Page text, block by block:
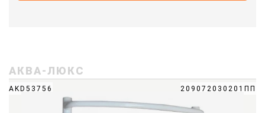
АКВА-ЛЮКС
AKD53756 209072030201ПП